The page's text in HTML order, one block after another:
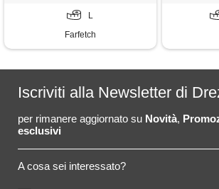
L
Farfetch
Iscriviti alla Newsletter di
per rimanere aggiornato su Novità,
esclusivi
A cosa sei interessato?